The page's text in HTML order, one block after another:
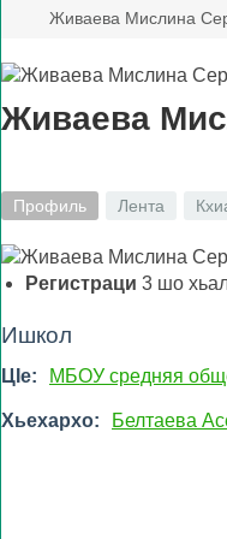
Живаева Мислина
Живаева
Профиль Лента
Регистраци 3 шо
Ишкол
ЦIе: МБОУ средняя
Хьехархо: Белтаева